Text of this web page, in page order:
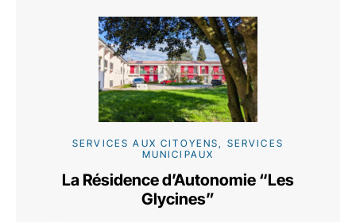
SERVICES AUX CITOYENS, SERVICES
MUNICIPAUX
La Résidence d’Autonomie “Les
Glycines”